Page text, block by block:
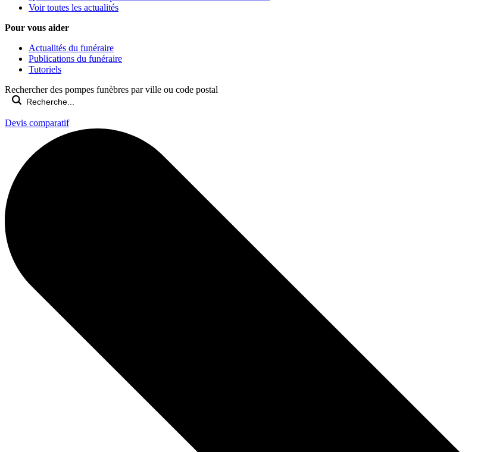
Voir toutes les actualités
Pour vous aider
Actualités du funéraire
Publications du funéraire
Tutoriels
Rechercher des pompes funèbres par ville ou code postal
Devis comparatif